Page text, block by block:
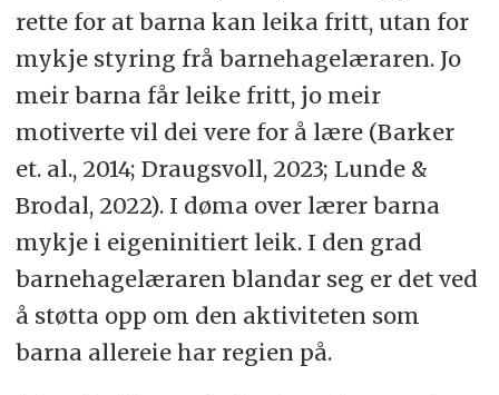
rette for at barna kan leika fritt, utan for
mykje styring frå barnehagelæraren. Jo
meir barna får leike fritt, jo meir
motiverte vil dei vere for å lære (Barker
et. al., 2014; Draugsvoll, 2023; Lunde &
Brodal, 2022). I døma over lærer barna
mykje i eigeninitiert leik. I den grad
barnehagelæraren blandar seg er det ved
å støtta opp om den aktiviteten som
barna allereie har regien på.